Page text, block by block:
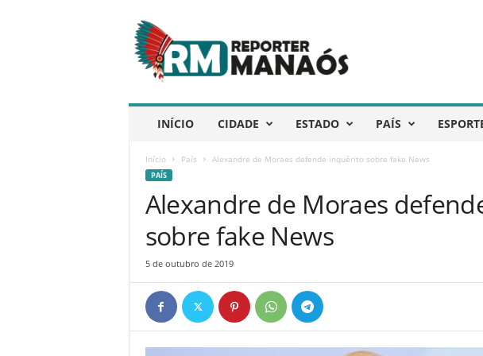
e
p
ó
INÍCIO CIDADE ESTADO PAÍS
Início País Alexandre de Moraes defende inquérito sobre fake News
PAÍS
Alexandre de Moraes
sobre fake News
5 de outubro de 2019